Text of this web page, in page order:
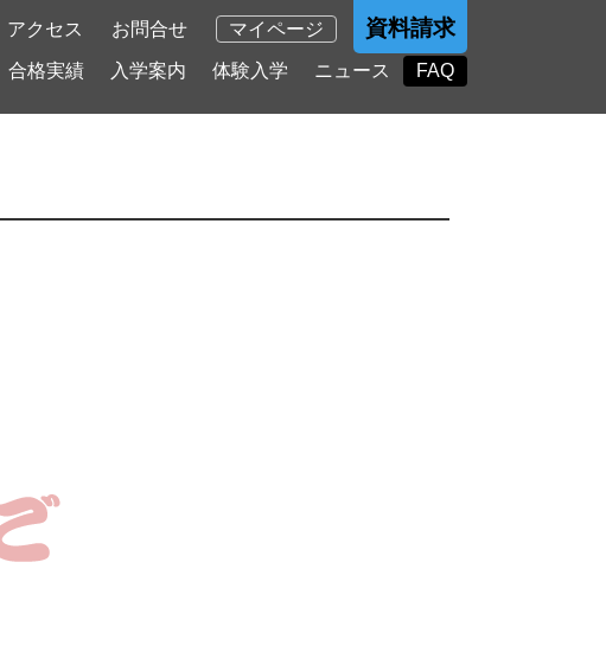
アクセス お問合せ マイページ 資料請求
合格実績 入学案内 体験入学 ニュース FAQ